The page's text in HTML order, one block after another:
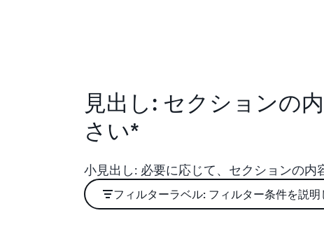
見出し: セクションの
さい*
小見出し: 必要に応じて、セクションの
フィルターラベル: フィルター条件を説明